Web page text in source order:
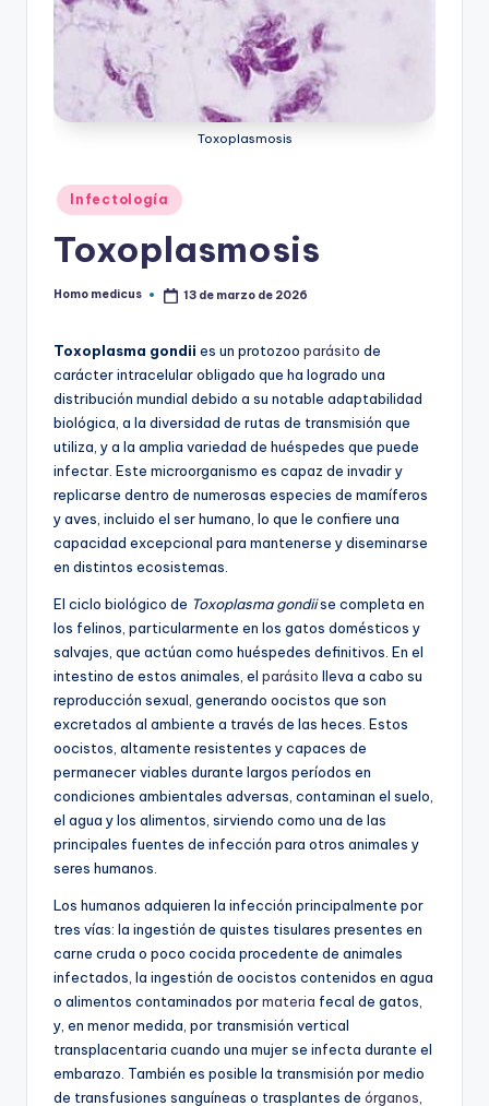
ic
Toxoplasmosis
Publicado
en
Infectología
Toxoplasmosis
Publicado
Homo medicus 13 de marzo de 2026
Toxoplasma gondii es un protozoo parásito de
carácter intracelular obligado que ha logrado una
distribución mundial debido a su notable adaptabilidad
biológica, a la diversidad de rutas de transmisión que
utiliza, y a la amplia variedad de huéspedes que puede
infectar. Este microorganismo es capaz de invadir y
replicarse dentro de numerosas especies de mamíferos
y aves, incluido el ser humano, lo que le confiere una
capacidad excepcional para mantenerse y diseminarse
en distintos ecosistemas.
El ciclo biológico de Toxoplasma gondiise completa en
los felinos, particularmente en los gatos domésticos y
salvajes, que actúan como huéspedes definitivos. En el
intestino de estos animales, el parásito lleva a cabo su
reproducción sexual, generando oocistos que son
excretados al ambiente a través de las heces. Estos
oocistos, altamente resistentes y capaces de
permanecer viables durante largos períodos en
condiciones ambientales adversas, contaminan el suelo,
el agua y los alimentos, sirviendo como una de las
principales fuentes de infección para otros animales y
seres humanos.
Los humanos adquieren la infección principalmente por
tres vías: la ingestión de quistes tisulares presentes en
carne cruda o poco cocida procedente de animales
infectados, la ingestión de oocistos contenidos en agua
o alimentos contaminados pormateria fecal de gatos,
y, en menor medida, por transmisión vertical
transplacentaria cuando una mujer se infecta durante el
embarazo. También es posible la transmisión por medio
de transfusiones sanguíneas o trasplantes de órganos,